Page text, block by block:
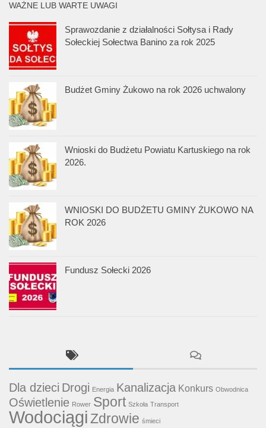
WAŻNE LUB WARTE UWAGI
Sprawozdanie z działalności Sołtysa i Rady
Sołeckiej Sołectwa Banino za rok 2025
Budżet Gminy Żukowo na rok 2026 uchwalony
Wnioski do Budżetu Powiatu Kartuskiego na rok
2026.
WNIOSKI DO BUDŻETU GMINY ŻUKOWO NA
ROK 2026
Fundusz Sołecki 2026
Dla dzieci Drogi Energia Kanalizacja Konkurs Obwodnica
Oświetlenie Rower Sport Szkoła Transport
WodociągiZdrowie śmieci